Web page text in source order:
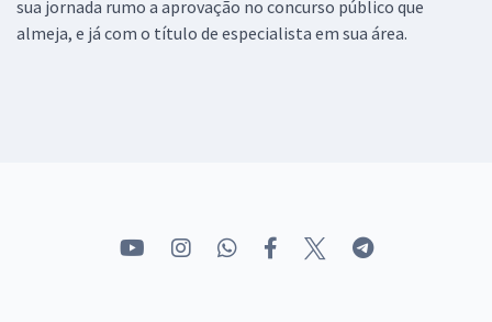
sua jornada rumo a aprovação no concurso público que
almeja, e já com o título de especialista em sua área.